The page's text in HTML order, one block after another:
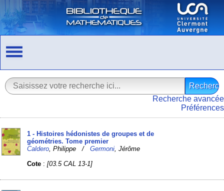
Recherche avancée
Préférences
1 - Histoires hédonistes de groupes et de
géométries. Tome premier
Caldero , Philippe /Germoni , Jérôme
Cote :[03.5 CAL 13-1]